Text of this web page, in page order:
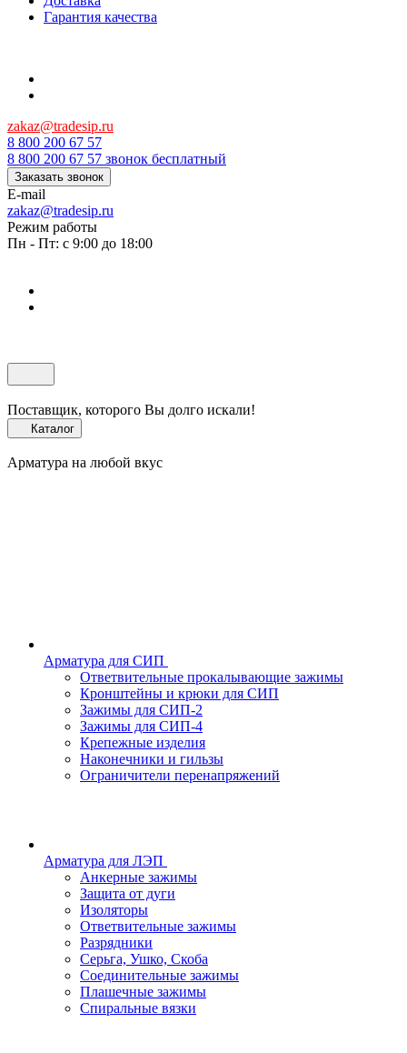
Гарантия качества
zakaz@tradesip.ru
8 800 200 67 57
8 800 200 67 57 звонок бесплатный
Заказать звонок
E-mail
zakaz@tradesip.ru
Режим работы
Пн - Пт: с 9:00 до 18:00
Поставщик, которого Вы долго искали!
Каталог
Арматура на любой вкус
Арматура для СИП
Ответвительные прокалывающие зажимы
Кронштейны и крюки для СИП
Зажимы для СИП-2
Зажимы для СИП-4
Крепежные изделия
Наконечники и гильзы
Ограничители перенапряжений
Арматура для ЛЭП
Анкерные зажимы
Защита от дуги
Изоляторы
Ответвительные зажимы
Разрядники
Серьга, Ушко, Скоба
Соединительные зажимы
Плашечные зажимы
Спиральные вязки